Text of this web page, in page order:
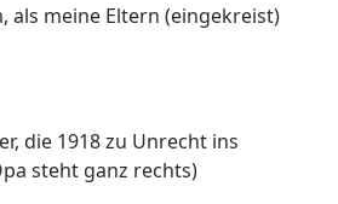
als meine Eltern (eingekreist)
die 1918 zu Unrecht ins
steht ganz rechts)